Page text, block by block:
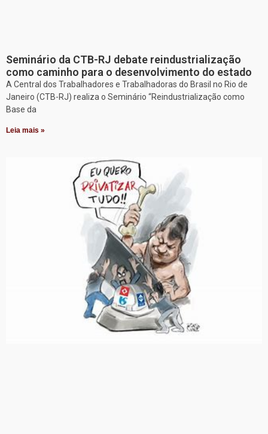
Seminário da CTB-RJ debate reindustrialização
como caminho para o desenvolvimento do estado
A Central dos Trabalhadores e Trabalhadoras do Brasil no Rio de
Janeiro (CTB-RJ) realiza o Seminário “Reindustrialização como
Base da
Leia mais »